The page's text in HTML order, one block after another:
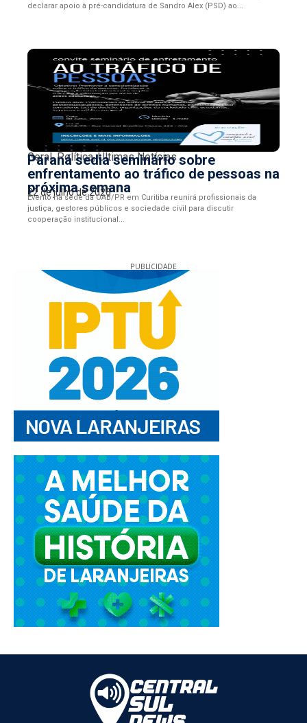
declarar apoio à pré-candidatura de Sandro Alex (PSD) ao...
Geral,Política,Últimas Notícias
Paraná sedia seminário sobre
enfrentamento ao tráfico de pessoas na
próxima semana
22 de julho de 2026
Evento na sede da OAB/PR em Curitiba reunirá profissionais da
justiça, gestores públicos e sociedade civil para discutir
cooperação institucional...
PUBLICIDADE